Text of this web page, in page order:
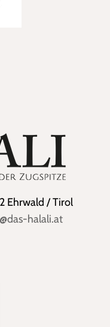
Ehrwald / Tirol
halali.at